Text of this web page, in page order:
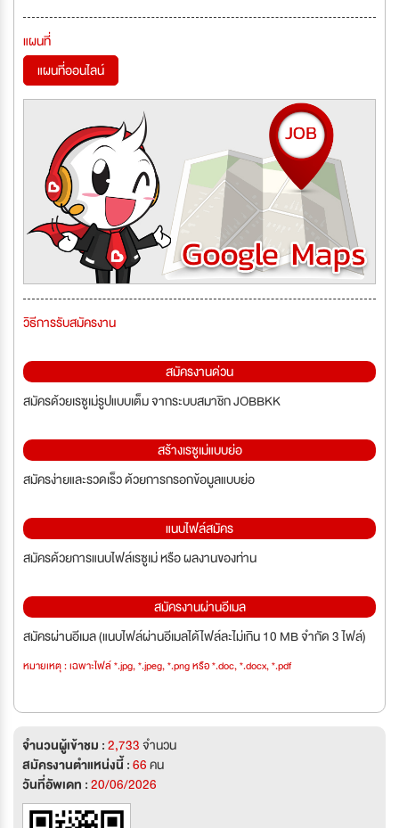
แผนที่
แผนที่ออนไลน์
วิธีการรับสมัครงาน
สมัครงานด่วน
สมัครด้วยเรซูเม่รูปแบบเต็ม จากระบบสมาชิก JOBBKK
สร้างเรซูเม่แบบย่อ
สมัครง่ายและรวดเร็ว ด้วยการกรอกข้อมูลแบบย่อ
แนบไฟล์สมัคร
สมัครด้วยการแนบไฟล์เรซูเม่ หรือ ผลงานของท่าน
สมัครงานผ่านอีเมล
สมัครผ่านอีเมล (แนบไฟล์ผ่านอีเมลได้ไฟล์ละไม่เกิน 10 MB จำกัด 3 ไฟล์)
หมายเหตุ : เฉพาะไฟล์ *.jpg, *.jpeg, *.png หรือ *.doc, *.docx, *.pdf
จำนวนผู้เข้าชม :2,733จำนวน
สมัครงานตำแหน่งนี้ :66คน
วันที่อัพเดท :20/06/2026